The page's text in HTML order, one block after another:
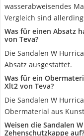
wasserabweisendes
Vergleich sind
Was für einen Absatz
von Teva?
Die Sandalen W
Absatz ausgestattet.
Was für ein
Xlt2 von Teva?
Die Sandalen W
Obermaterial aus
Weisen die Sandalen
Zehenschutzkappe auf?